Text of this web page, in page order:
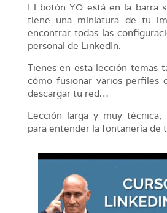
El botón YO está en la barra
tiene una miniatura de tu
encontrar todas las
personal de LinkedIn.
Tienes en esta lección temas
cómo fusionar varios perfiles
descargar tu red…
Lección larga y muy técnica,
para entender la fontanería de